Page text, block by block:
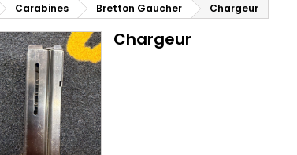
Carabines Bretton Gaucher Chargeur
Chargeur